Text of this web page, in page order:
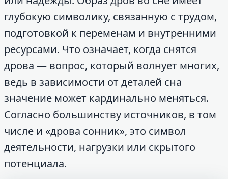
глубокую символику, связанную с трудом,
подготовкой к переменам и внутренними
ресурсами. Что означает, когда снятся
дрова — вопрос, который волнует многих,
ведь в зависимости от деталей сна
значение может кардинально меняться.
Согласно большинству источников, в том
числе и «дрова сонник», это символ
деятельности, нагрузки или скрытого
потенциала.